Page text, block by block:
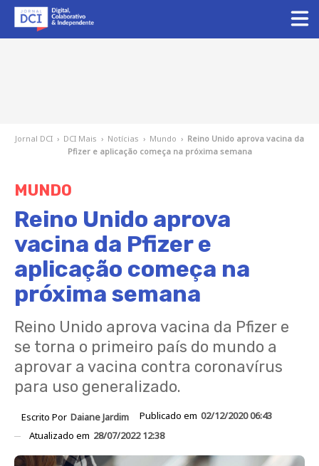
Jornal DCI › DCI Mais › Notícias › Mundo › Reino Unido aprova vacina da
Pfizer e aplicação começa na próxima semana
MUNDO
Reino Unido aprova
vacina da Pfizer e
aplicação começa na
próxima semana
Reino Unido aprova vacina da Pfizer e
se torna o primeiro país do mundo a
aprovar a vacina contra coronavírus
para uso generalizado.
Escrito Por Daiane Jardim Publicado em 02/12/2020 06:43
Atualizado em 28/07/2022 12:38